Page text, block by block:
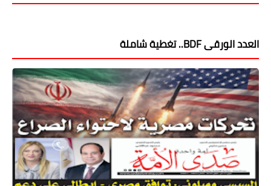
العدد الورقى BDF.. تغطية شاملة